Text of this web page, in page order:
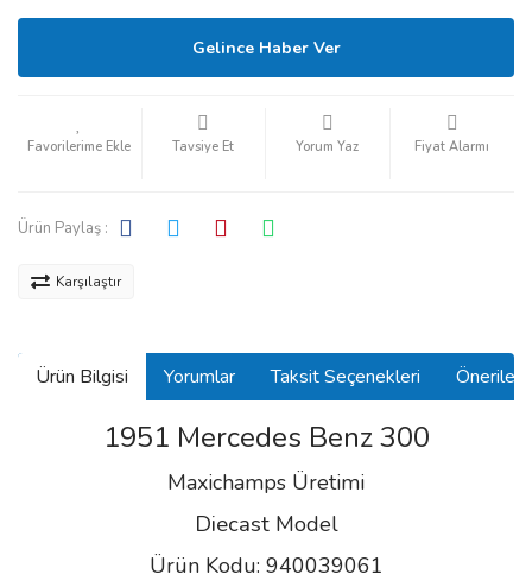
Gelince Haber Ver
Tavsiye Et Yorum Yaz Fiyat Alarmı
Ürün Paylaş :
Karşılaştır
Ürün Bilgisi Yorumlar Taksit Seçenekleri
1951 Mercedes Benz 300
Maxichamps Üretimi
Diecast Model
Ürün Kodu: 940039061